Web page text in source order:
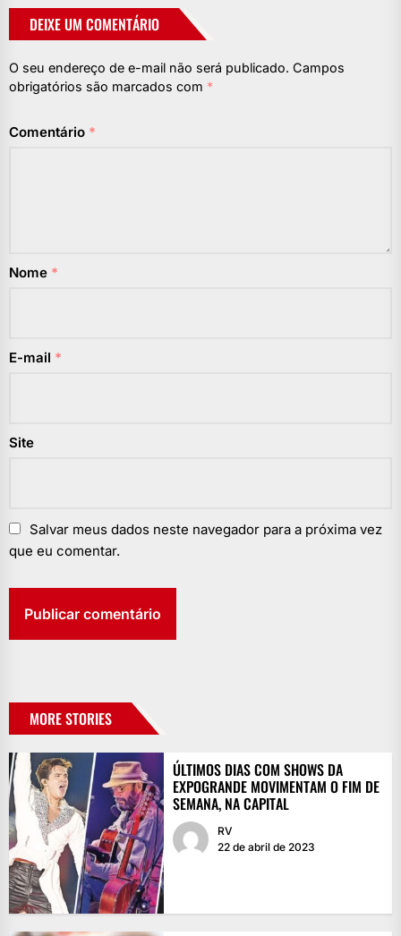
DEIXE UM COMENTÁRIO
O seu endereço de e-mail não será publicado. Campos
obrigatórios são marcados com *
Comentário *
Nome *
E-mail *
Site
Salvar meus dados neste navegador para a próxima vez
que eu comentar.
MORE STORIES
ÚLTIMOS DIAS COM SHOWS DA
EXPOGRANDE MOVIMENTAM O FIM DE
SEMANA, NA CAPITAL
RV
22 de abril de 2023